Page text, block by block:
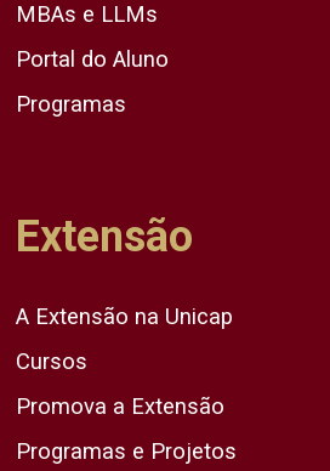
MBAs e LLMs
Portal do Aluno
Programas
Extensão
A Extensão na Unicap
Cursos
Promova a Extensão
Programas e Projetos